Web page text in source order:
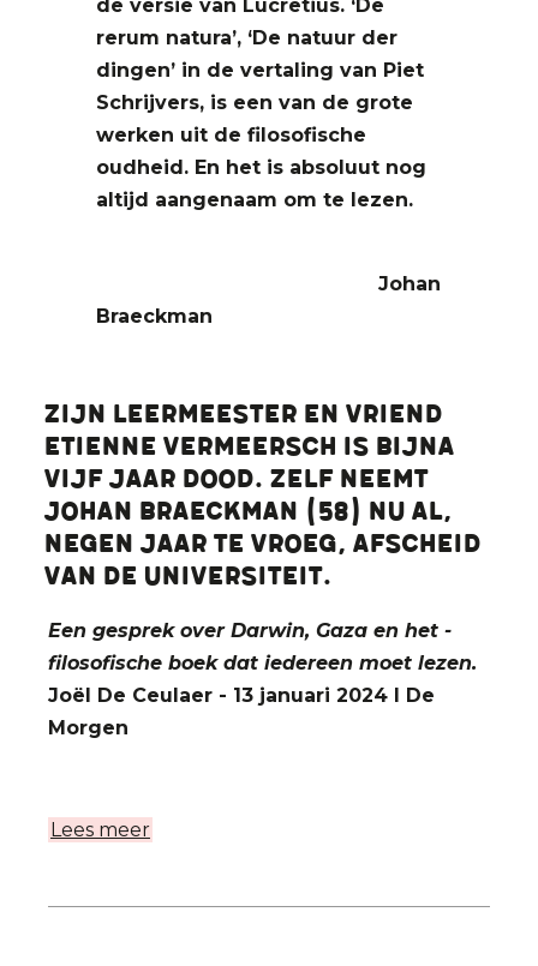
de versie van Lucretius. ‘De
rerum natura’, ‘De natuur der
dingen’ in de vertaling van Piet
Schrijvers, is een van de grote
werken uit de filosofische
oudheid. En het is absoluut nog
altijd aangenaam om te lezen.
Johan
Braeckman
Zijn leermeester en vriend
Etienne Vermeersch is bijna
vijf jaar dood. Zelf neemt
Johan Braeckman (58) nu al,
negen jaar te vroeg, afscheid
van de universiteit.
Een gesprek over Darwin, Gaza en het ­
filosofische boek dat iedereen moet lezen.
Joël De Ceulaer - 13 januari 2024 I De
Morgen
Lees meer